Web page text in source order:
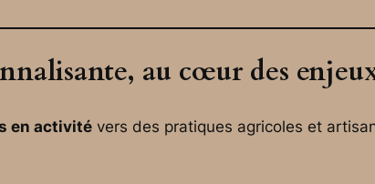
au cœur des
en activité vers des pratiques agricoles et